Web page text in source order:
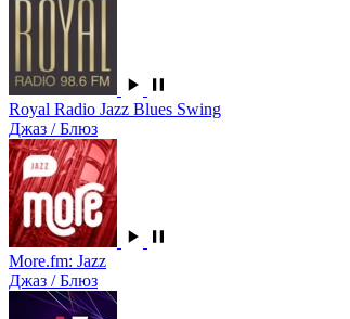
Royal Radio Jazz Blues Swing
Джаз / Блюз
More.fm: Jazz
Джаз / Блюз